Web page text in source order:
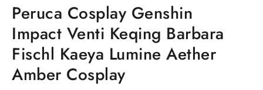
Peruca Cosplay Genshin
Impact Venti Keqing Barbara
Fischl Kaeya Lumine Aether
Amber Cosplay